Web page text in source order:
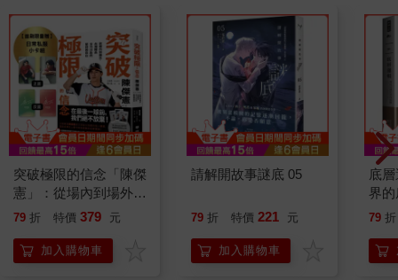
突破極限的信念「陳傑
憲」：從場內到場外，
台灣隊長全力以赴的堅
「日常私服小卡組」）
79 折 特價 379 元
加入購物車
請解開故事謎底 05
79 折 特價 221 元
加入購物車
底
界
79 折